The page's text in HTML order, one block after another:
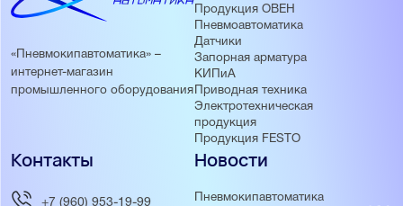
«Пневмокипавтоматика» –
интернет-магазин
промышленного оборудования
Продукция ОВЕН
Пневмоавтоматика
Датчики
Запорная арматура
КИПиА
Приводная техника
Электротехническая
продукция
Продукция FESTO
Новости
Пневмокипавтоматика
Контакты
+7 (960) 953-19-99